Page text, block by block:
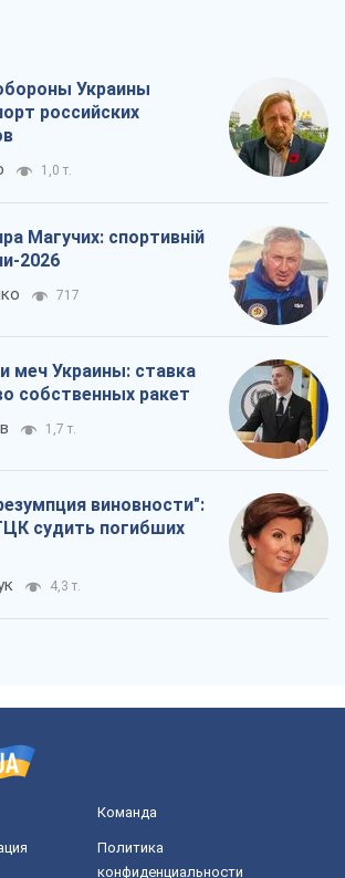
Украины
российских
1,0 т.
Магучих: спортивній
2026
717
меч Украины: ставка
собственных ракет
1,7 т.
виновности":
судить погибших
4,3 т.
Команда
Политика
конфиденциальности